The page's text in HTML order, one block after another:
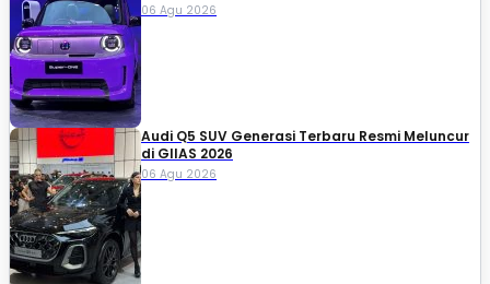
06 Agu 2026
Audi Q5 SUV Generasi Terbaru Resmi Meluncur
di GIIAS 2026
06 Agu 2026